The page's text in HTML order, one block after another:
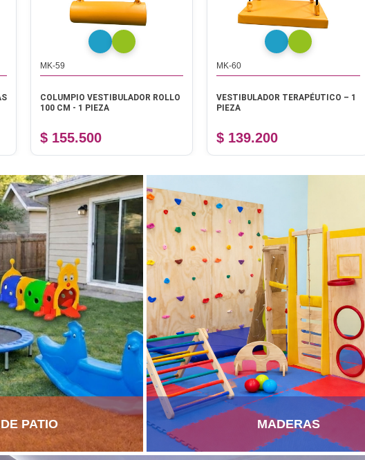
MK-59
COLUMPIO VESTIBULADOR ROLLO
100 CM - 1 PIEZA
$ 155.500
MK-60
VESTIBULADOR TERAPÉUTICO – 1
PIEZA
$ 139.200
PATIO MADERAS